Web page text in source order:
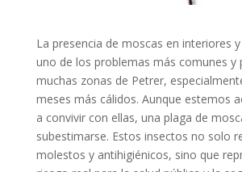
La presencia de moscas en interiores
uno de los problemas más comunes y
muchas zonas de Petrer,
meses más cálidos. Aunque estemos
a convivir con ellas, una plaga de
subestimarse. Estos insectos no solo
molestos y antihigiénicos, sino que